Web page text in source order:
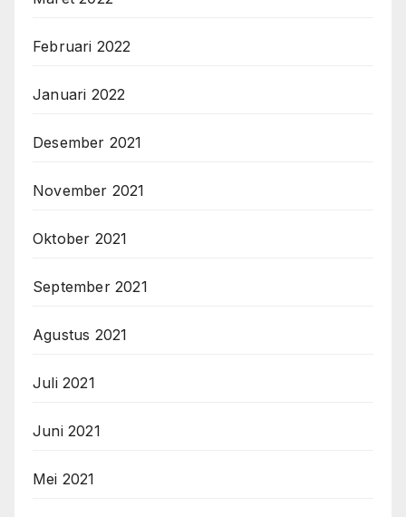
Februari 2022
Januari 2022
Desember 2021
November 2021
Oktober 2021
September 2021
Agustus 2021
Juli 2021
Juni 2021
Mei 2021